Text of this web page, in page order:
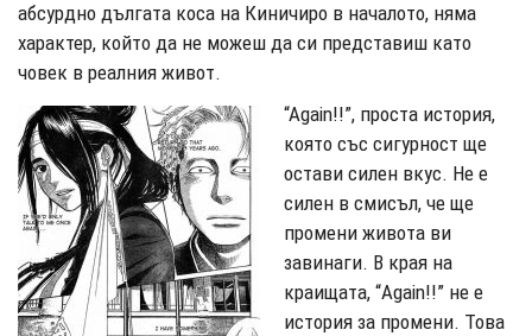
абсурдно дългата коса на Киничиро в началото, няма
характер, който да не можеш да си представиш като
човек в реалния живот.
“Again!!”, проста история,
която със сигурност ще
остави силен вкус. Не е
силен в смисъл, че ще
промени живота ви
завинаги. В края на
краищата, “Again!!” не е
история за промени. Това